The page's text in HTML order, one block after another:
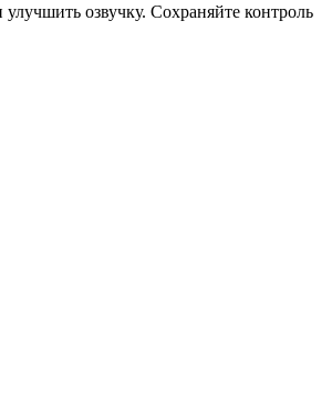
озвучку. Сохраняйте контроль